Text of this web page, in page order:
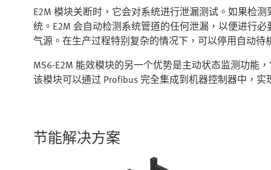
E2M 模块关断时，它会对系统进行泄漏测试。如果检
统。E2M 会自动检测系统管道的任何泄漏，以便进行
气源。在生产过程特别复杂的情况下，可以停用自动待
MS6-E2M 能效模块的另一个优势是主动状态监测功能
该模块可以通过 Profibus 完全集成到机器控制器中，
节能解决方案